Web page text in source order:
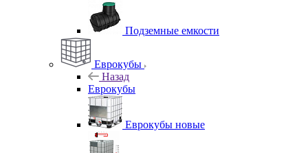
Подземные емкости
Еврокубы
Назад
Еврокубы
Еврокубы новые